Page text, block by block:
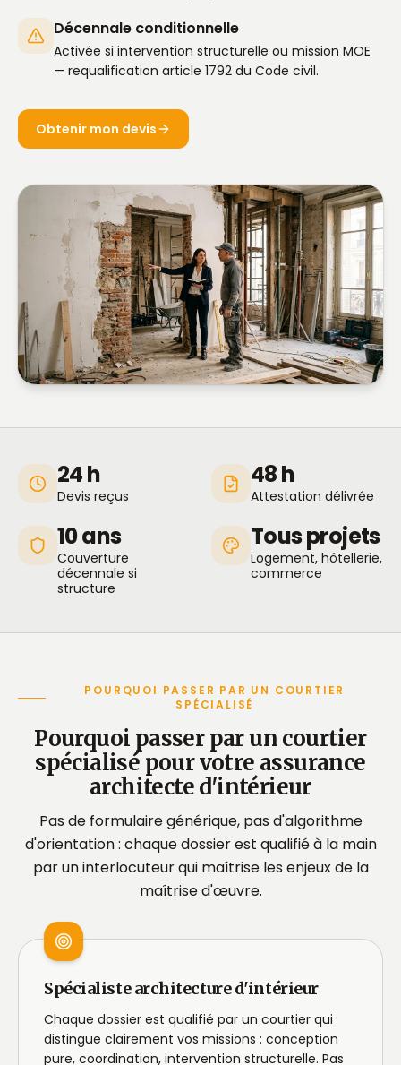
Décennale conditionnelle
Activée si intervention structurelle ou mission MOE
— requalification article 1792 du Code civil.
Obtenir mon devis
24 h
Devis reçus
48 h
Attestation délivrée
10 ans
Couverture
décennale si
structure
Tous projets
Logement, hôtellerie,
commerce
POURQUOI PASSER PAR UN COURTIER
SPÉCIALISÉ
Pourquoi passer par un courtier
spécialisé pour votre assurance
architecte d'intérieur
Pas de formulaire générique, pas d'algorithme
d'orientation : chaque dossier est qualifié à la main
par un interlocuteur qui maîtrise les enjeux de la
maîtrise d'œuvre.
Spécialiste architecture d'intérieur
Chaque dossier est qualifié par un courtier qui
distingue clairement vos missions : conception
pure, coordination, intervention structurelle. Pas